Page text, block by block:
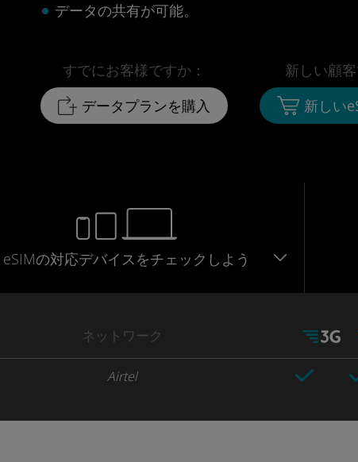
データの共有が可能。
すでにお客様ですか：
データプランを購入
新しい顧客
新しい
eSIMの対応デバイスをチェックしよう
ネットワーク
Airtel